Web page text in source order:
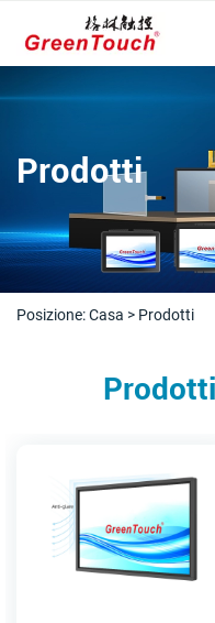
Prodotti
Posizione:Casa > Prodotti